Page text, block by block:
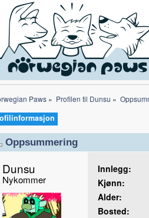
Paws » Profilen til Dunsu »
Oppsummering
Dunsu
Nykommer
Innlegg:
Kjønn:
Alder:
Bosted: